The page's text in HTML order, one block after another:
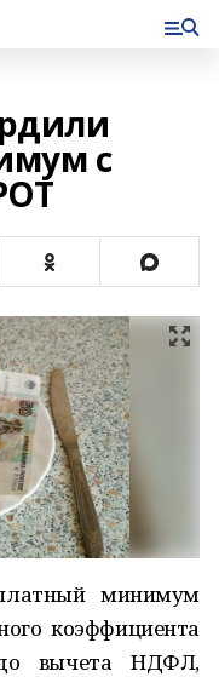
с
минимум
коэффициента
вычета НДФЛ,